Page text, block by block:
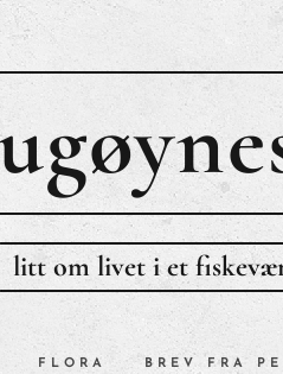
litt om livet i et
FLORA BREV FRA